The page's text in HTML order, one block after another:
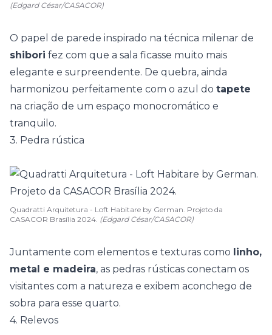
(Edgard César/CASACOR)
O papel de parede inspirado na técnica milenar de
shibori fez com que a sala ficasse muito mais
elegante e surpreendente. De quebra, ainda
harmonizou perfeitamente com o azul do tapete
na criação de um espaço monocromático e
tranquilo.
3. Pedra rústica
Quadratti Arquitetura - Loft Habitare by German. Projeto da
CASACOR Brasília 2024. (Edgard César/CASACOR)
Juntamente com elementos e texturas como linho,
metal e madeira, as pedras rústicas conectam os
visitantes com a natureza e exibem aconchego de
sobra para esse quarto.
4. Relevos